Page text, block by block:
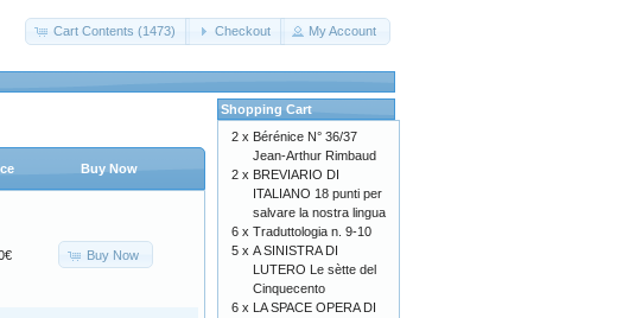
Cart Contents (1473) Checkout My Account
Buy Now
Buy Now
Shopping Cart
2 x Bérénice N° 36/37
Jean-Arthur Rimbaud
2 x BREVIARIO DI
ITALIANO 18 punti per
salvare la nostra lingua
6 x Traduttologia n. 9-10
5 x A SINISTRA DI
LUTERO Le sètte del
Cinquecento
6 x LA SPACE OPERA DI